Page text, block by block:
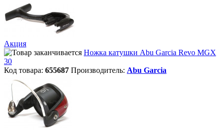
Акция
Ножка катушки Abu Garcia Revo MGX
30
Код товара: 655687 Производитель: Abu Garcia